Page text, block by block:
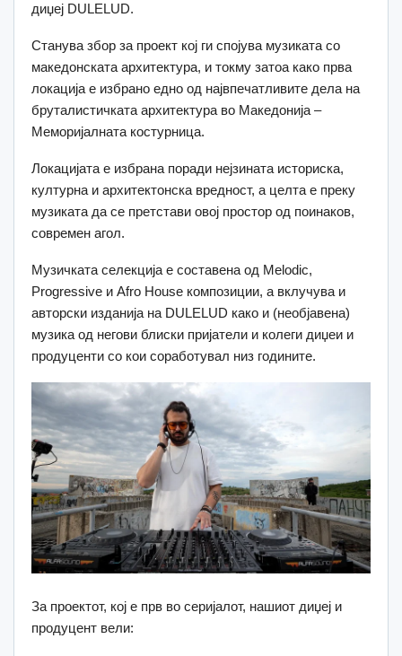
диџеј DULELUD.
Станува збор за проект кој ги спојува музиката со
македонската архитектура, и токму затоа како прва
локација е избрано едно од највпечатливите дела на
бруталистичката архитектура во Македонија –
Меморијалната костурница.
Локацијата е избрана поради нејзината историска,
културна и архитектонска вредност, а целта е преку
музиката да се претстави овој простор од поинаков,
современ агол.
Музичката селекција е составена од Melodic,
Progressive и Afro House композиции, а вклучува и
авторски изданија на DULELUD како и (необјавена)
музика од негови блиски пријатели и колеги диџеи и
продуценти со кои соработувал низ годините.
За проектот, кој е прв во серијалот, нашиот диџеј и
продуцент вели: